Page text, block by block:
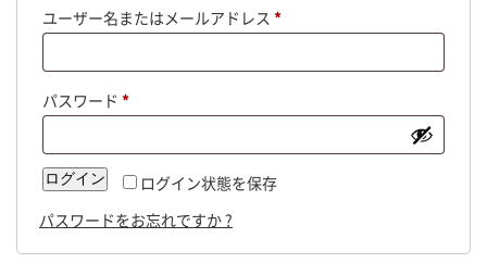
ユーザー名またはメールアドレス *
パスワード *
ログイン状態を保存
ログイン
パスワードをお忘れですか ?